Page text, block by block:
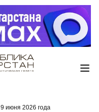
июня 2026 года